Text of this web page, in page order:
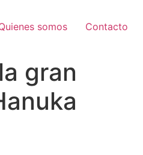
somos Contacto
gran